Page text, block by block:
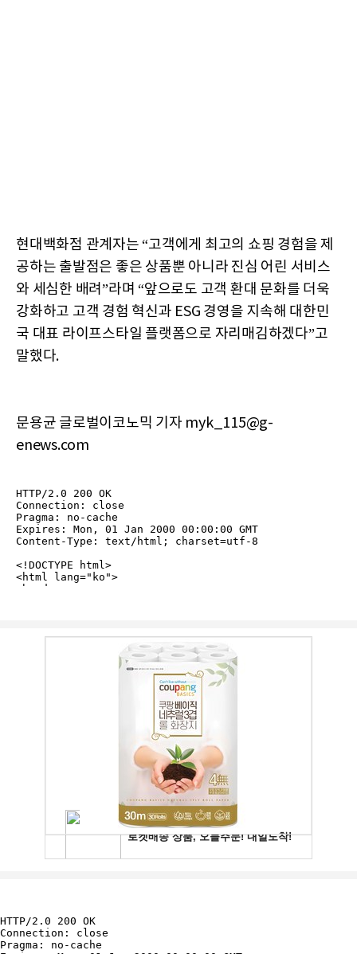
현대백화점 관계자는 “고객에게 최고의 쇼핑 경험을 제
공하는 출발점은 좋은 상품뿐 아니라 진심 어린 서비스
와 세심한 배려”라며 “앞으로도 고객 환대 문화를 더욱
강화하고 고객 경험 혁신과 ESG 경영을 지속해 대한민
국 대표 라이프스타일 플랫폼으로 자리매김하겠다”고
말했다.
문용균 글로벌이코노믹 기자 myk_115@g-
enews.com